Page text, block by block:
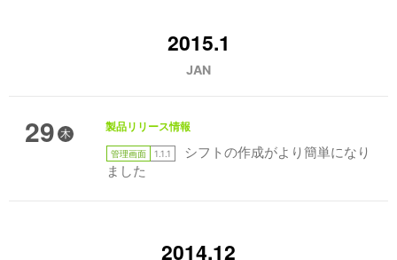
2015.1
JAN
29 木
製品リリース情報
管理画面 1.1.1
シフトの作成がより簡単になり
ました
2014.12